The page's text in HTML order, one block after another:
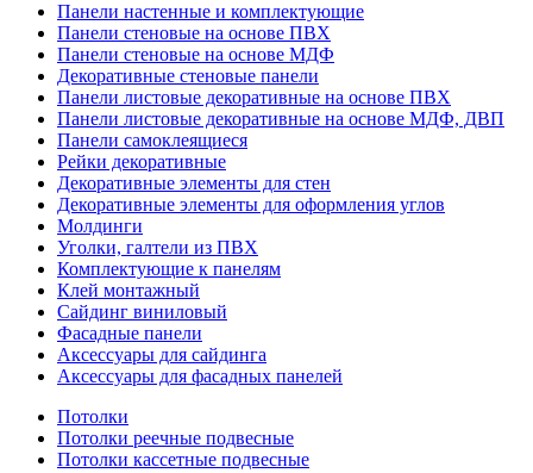
Панели настенные и комплектующие
Панели стеновые на основе ПВХ
Панели стеновые на основе МДФ
Декоративные стеновые панели
Панели листовые декоративные на основе ПВХ
Панели листовые декоративные на основе МДФ, ДВП
Панели самоклеящиеся
Рейки декоративные
Декоративные элементы для стен
Декоративные элементы для оформления углов
Молдинги
Уголки, галтели из ПВХ
Комплектующие к панелям
Клей монтажный
Сайдинг виниловый
Фасадные панели
Аксессуары для сайдинга
Аксессуары для фасадных панелей
Потолки
Потолки реечные подвесные
Потолки кассетные подвесные